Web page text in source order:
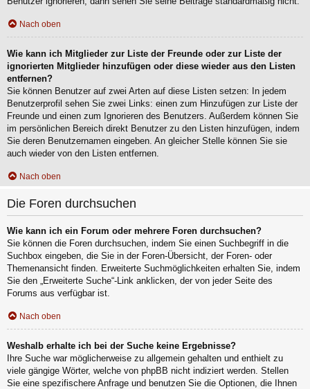
Nach oben
Wie kann ich Mitglieder zur Liste der Freunde oder zur Liste der
ignorierten Mitglieder hinzufügen oder diese wieder aus den Listen
entfernen?
Sie können Benutzer auf zwei Arten auf diese Listen setzen: In jedem
Benutzerprofil sehen Sie zwei Links: einen zum Hinzufügen zur Liste der
Freunde und einen zum Ignorieren des Benutzers. Außerdem können Sie
im persönlichen Bereich direkt Benutzer zu den Listen hinzufügen, indem
Sie deren Benutzernamen eingeben. An gleicher Stelle können Sie sie
auch wieder von den Listen entfernen.
Nach oben
Die Foren durchsuchen
Wie kann ich ein Forum oder mehrere Foren durchsuchen?
Sie können die Foren durchsuchen, indem Sie einen Suchbegriff in die
Suchbox eingeben, die Sie in der Foren-Übersicht, der Foren- oder
Themenansicht finden. Erweiterte Suchmöglichkeiten erhalten Sie, indem
Sie den „Erweiterte Suche“-Link anklicken, der von jeder Seite des
Forums aus verfügbar ist.
Nach oben
Weshalb erhalte ich bei der Suche keine Ergebnisse?
Ihre Suche war möglicherweise zu allgemein gehalten und enthielt zu
viele gängige Wörter, welche von phpBB nicht indiziert werden. Stellen
Sie eine spezifischere Anfrage und benutzen Sie die Optionen, die Ihnen